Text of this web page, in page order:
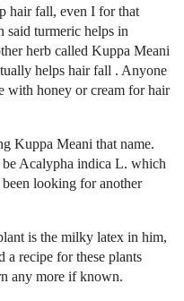
hair fall, even I for that
said turmeric helps in
herb called Kuppa Meani
helps hair fall . Anyone
with honey or cream for hair
Kuppa Meani that name.
Acalypha indica L. which
looking for another
is the milky latex in him,
a recipe for these plants
any more if known.